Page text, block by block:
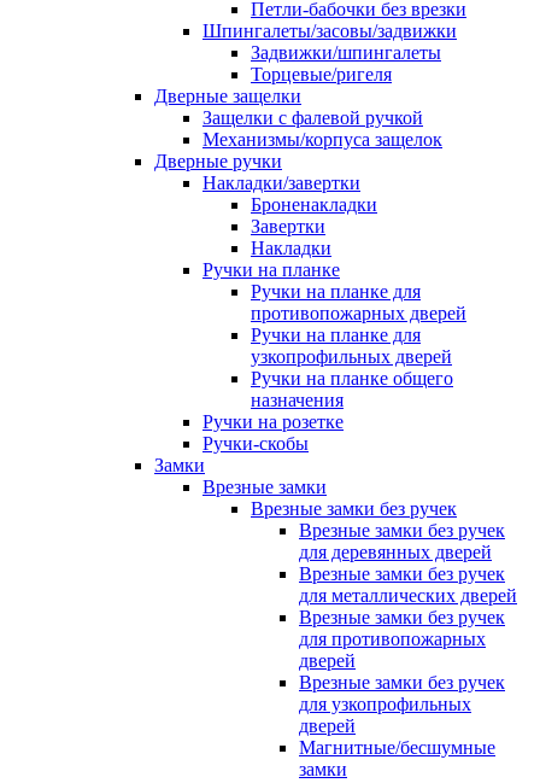
Петли-бабочки без врезки
Шпингалеты/засовы/задвижки
Задвижки/шпингалеты
Торцевые/ригеля
Дверные защелки
Защелки с фалевой ручкой
Механизмы/корпуса защелок
Дверные ручки
Накладки/завертки
Броненакладки
Завертки
Накладки
Ручки на планке
Ручки на планке для
противопожарных дверей
Ручки на планке для
узкопрофильных дверей
Ручки на планке общего
назначения
Ручки на розетке
Ручки-скобы
Замки
Врезные замки
Врезные замки без ручек
Врезные замки без ручек
для деревянных дверей
Врезные замки без ручек
для металлических дверей
Врезные замки без ручек
для противопожарных
дверей
Врезные замки без ручек
для узкопрофильных
дверей
Магнитные/бесшумные
замки